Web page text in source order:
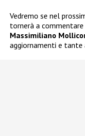
Vedremo se nel
tornerà a
Massimiliano
aggiornamenti e